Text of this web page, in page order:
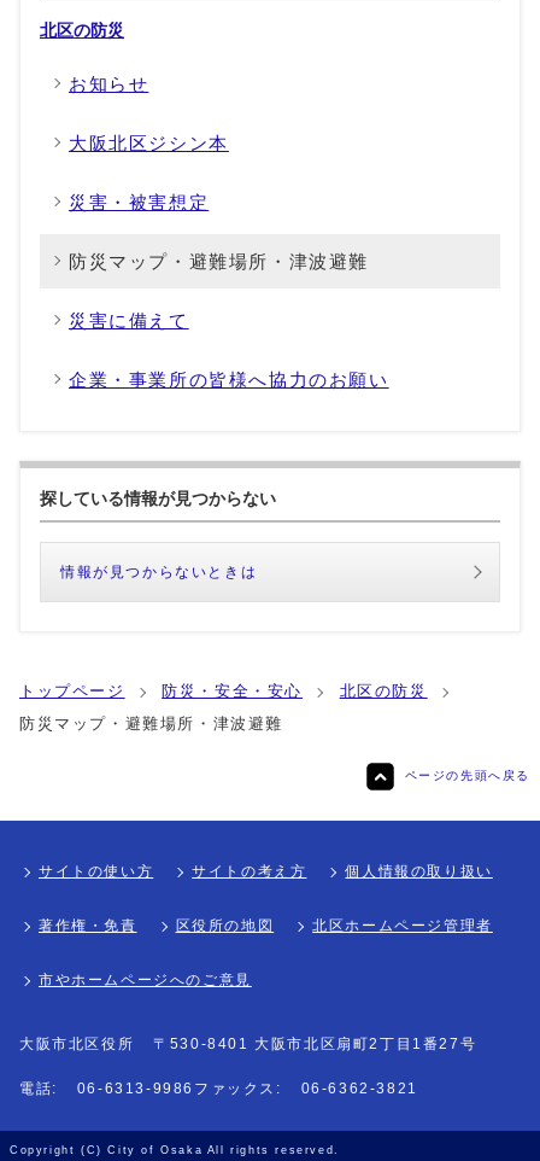
北区の防災
お知らせ
大阪北区ジシン本
災害・被害想定
防災マップ・避難場所・津波避難
災害に備えて
企業・事業所の皆様へ協力のお願い
探している情報が見つからない
情報が見つからないときは
トップページ 防災・安全・安心
北区の防災
防災マップ・避難場所・津波避難
ページの先頭へ戻る
サイトの使い方 サイトの考え方 個人情報の取り扱い
著作権・免責 区役所の地図 北区ホームページ管理者
市やホームページへのご意見
大阪市北区役所 〒530-8401 大阪市北区扇町2丁目1番27号
電話: 06-6313-9986 ファックス: 06-6362-3821
Copyright (C) City of Osaka All rights reserved.